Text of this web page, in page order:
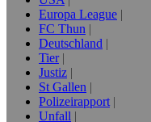
Europa League
FC Thun
Deutschland
Tier
Justiz
St Gallen
Polizeirapport
Unfall